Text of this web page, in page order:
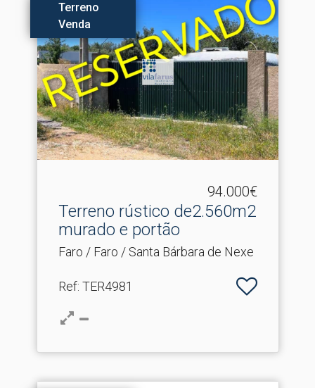
Terreno
Venda
94.000€
Terreno rústico de2.​560m2
murado e portão
Faro / Faro / Santa Bárbara de Nexe
Ref: TER4981